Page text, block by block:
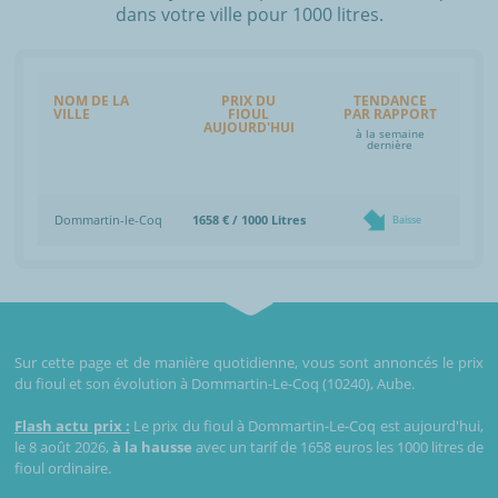
dans votre ville pour 1000 litres.
NOM DE LA
VILLE
PRIX DU
FIOUL
AUJOURD'HUI
TENDANCE
PAR RAPPORT
à la semaine
dernière
Dommartin-le-Coq 1658 € / 1000 Litres Baisse
Sur cette page et de manière quotidienne, vous sont annoncés le prix
du fioul et son évolution à Dommartin-Le-Coq (10240), Aube.
Flash actu prix : Le prix du fioul à Dommartin-Le-Coq est aujourd'hui,
le 8 août 2026, à la hausse avec un tarif de 1658 euros les 1000 litres de
fioul ordinaire.